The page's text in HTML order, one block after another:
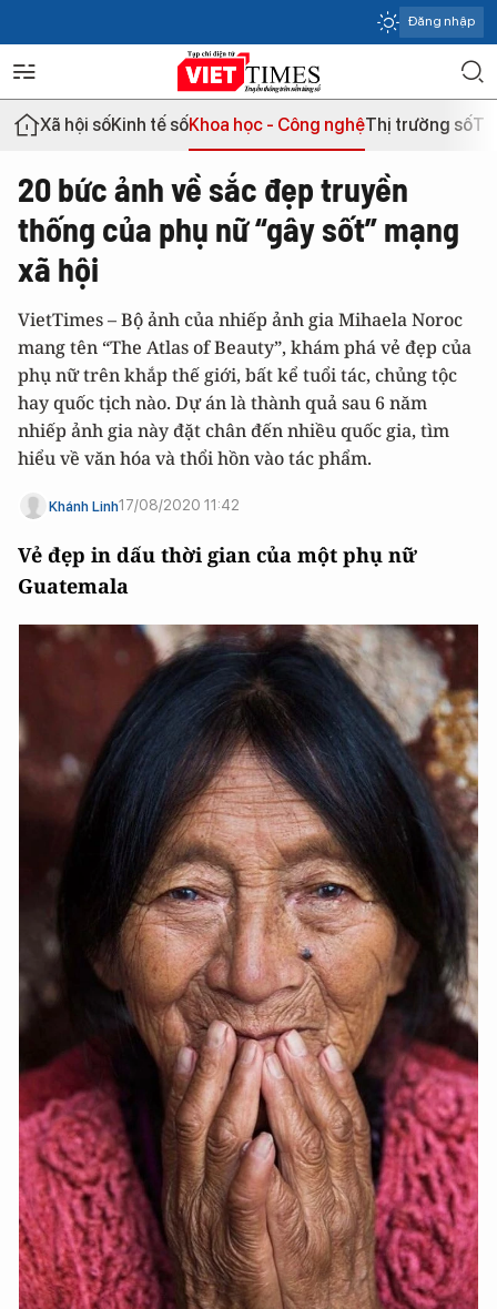
Đăng nhập
Xã hội sốKinh tế sốKhoa học - Công nghệThị trường số
20 bức ảnh về sắc đẹp truyền
thống của phụ nữ “gây sốt” mạng
xã hội
VietTimes – Bộ ảnh của nhiếp ảnh gia Mihaela Noroc
mang tên “The Atlas of Beauty”, khám phá vẻ đẹp của
phụ nữ trên khắp thế giới, bất kể tuổi tác, chủng tộc
hay quốc tịch nào. Dự án là thành quả sau 6 năm
nhiếp ảnh gia này đặt chân đến nhiều quốc gia, tìm
hiểu về văn hóa và thổi hồn vào tác phẩm.
Khánh Linh17/08/2020 11:42
Vẻ đẹp in dấu thời gian của một phụ nữ
Guatemala